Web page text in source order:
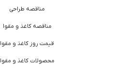
مناقصه طراحی
مناقصه کاغذ و مقوا
قیمت روز کاغذ و مقوا
محصولات کاغذ و مقوا